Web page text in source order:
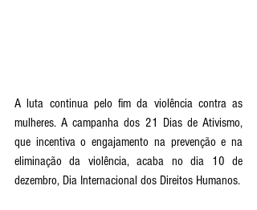
A luta continua pelo fim da violência contra as
mulheres. A campanha dos 21 Dias de Ativismo,
que incentiva o engajamento na prevenção e na
eliminação da violência, acaba no dia 10 de
dezembro, Dia Internacional dos Direitos Humanos.